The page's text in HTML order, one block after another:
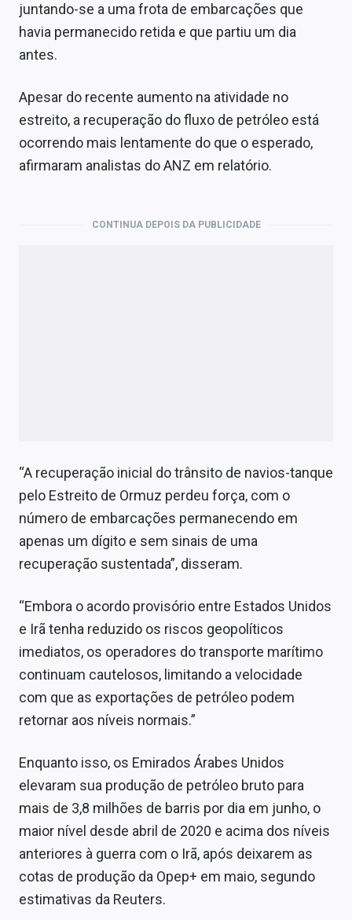
juntando-se a uma frota de embarcações que
havia permanecido retida e que partiu um dia
antes.
Apesar do recente aumento na atividade no
estreito, a recuperação do fluxo de petróleo está
ocorrendo mais lentamente do que o esperado,
afirmaram analistas do ANZ em relatório.
CONTINUA DEPOIS DA PUBLICIDADE
“A recuperação inicial do trânsito de navios-tanque
pelo Estreito de Ormuz perdeu força, com o
número de embarcações permanecendo em
apenas um dígito e sem sinais de uma
recuperação sustentada”, disseram.
“Embora o acordo provisório entre Estados Unidos
e Irã tenha reduzido os riscos geopolíticos
imediatos, os operadores do transporte marítimo
continuam cautelosos, limitando a velocidade
com que as exportações de petróleo podem
retornar aos níveis normais.”
Enquanto isso, os Emirados Árabes Unidos
elevaram sua produção de petróleo bruto para
mais de 3,8 milhões de barris por dia em junho, o
maior nível desde abril de 2020 e acima dos níveis
anteriores à guerra com o Irã, após deixarem as
cotas de produção da Opep+ em maio, segundo
estimativas da Reuters.